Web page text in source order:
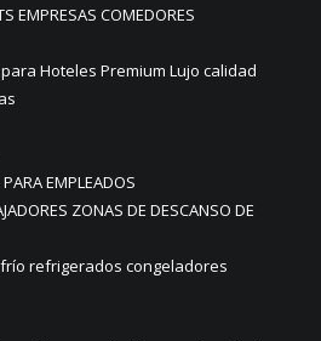
EMPRESAS COMEDORES
Hoteles Premium Lujo calidad
EMPLEADOS
ZONAS DE DESCANSO DE
refrigerados congeladores